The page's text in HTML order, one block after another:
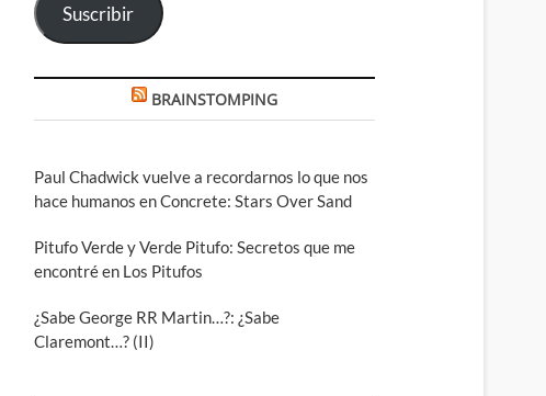
Suscribir
BRAINSTOMPING
Paul Chadwick vuelve a recordarnos lo que nos
hace humanos en Concrete: Stars Over Sand
Pitufo Verde y Verde Pitufo: Secretos que me
encontré en Los Pitufos
¿Sabe George RR Martin…?: ¿Sabe
Claremont…? (II)